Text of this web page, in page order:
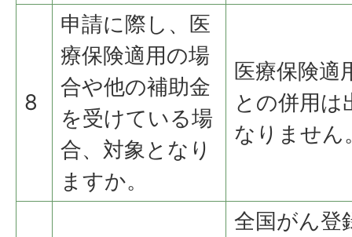
8
申請に際し、医
療保険適用の場
合や他の補助金
を受けている場
合、対象となり
ますか。
医療保険適
との併用は
なりません
全国がん登